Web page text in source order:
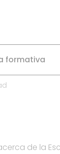
formativa
de la